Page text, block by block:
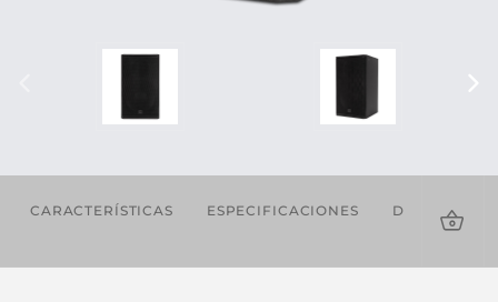
CARACTERÍSTICAS ESPECIFICACIONES DESCARGAS